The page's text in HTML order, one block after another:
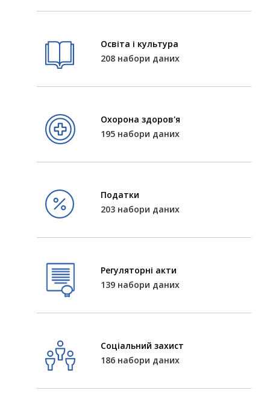
Освіта і культура
208 набори даних
Охорона здоров'я
195 набори даних
Податки
203 набори даних
Регуляторні акти
139 набори даних
Соціальний захист
186 набори даних